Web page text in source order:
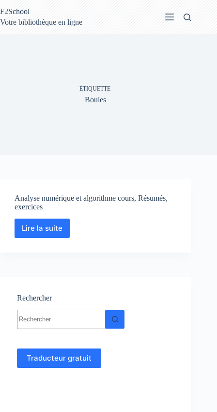
au
contenu
F2School
Votre bibliothèque en ligne
ÉTIQUETTE
Boules
Analyse numérique et algorithme cours, Résumés,
exercices
Lire la suite
Analyse
Rechercher
résultat
Traducteur gratuit